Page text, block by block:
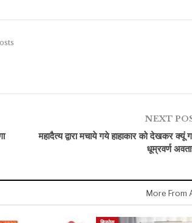
NEXT
महादैत्य द्वारा मचाये गये हाहाकार को देखकर क्यूं
धूम्रवर्ण
More From